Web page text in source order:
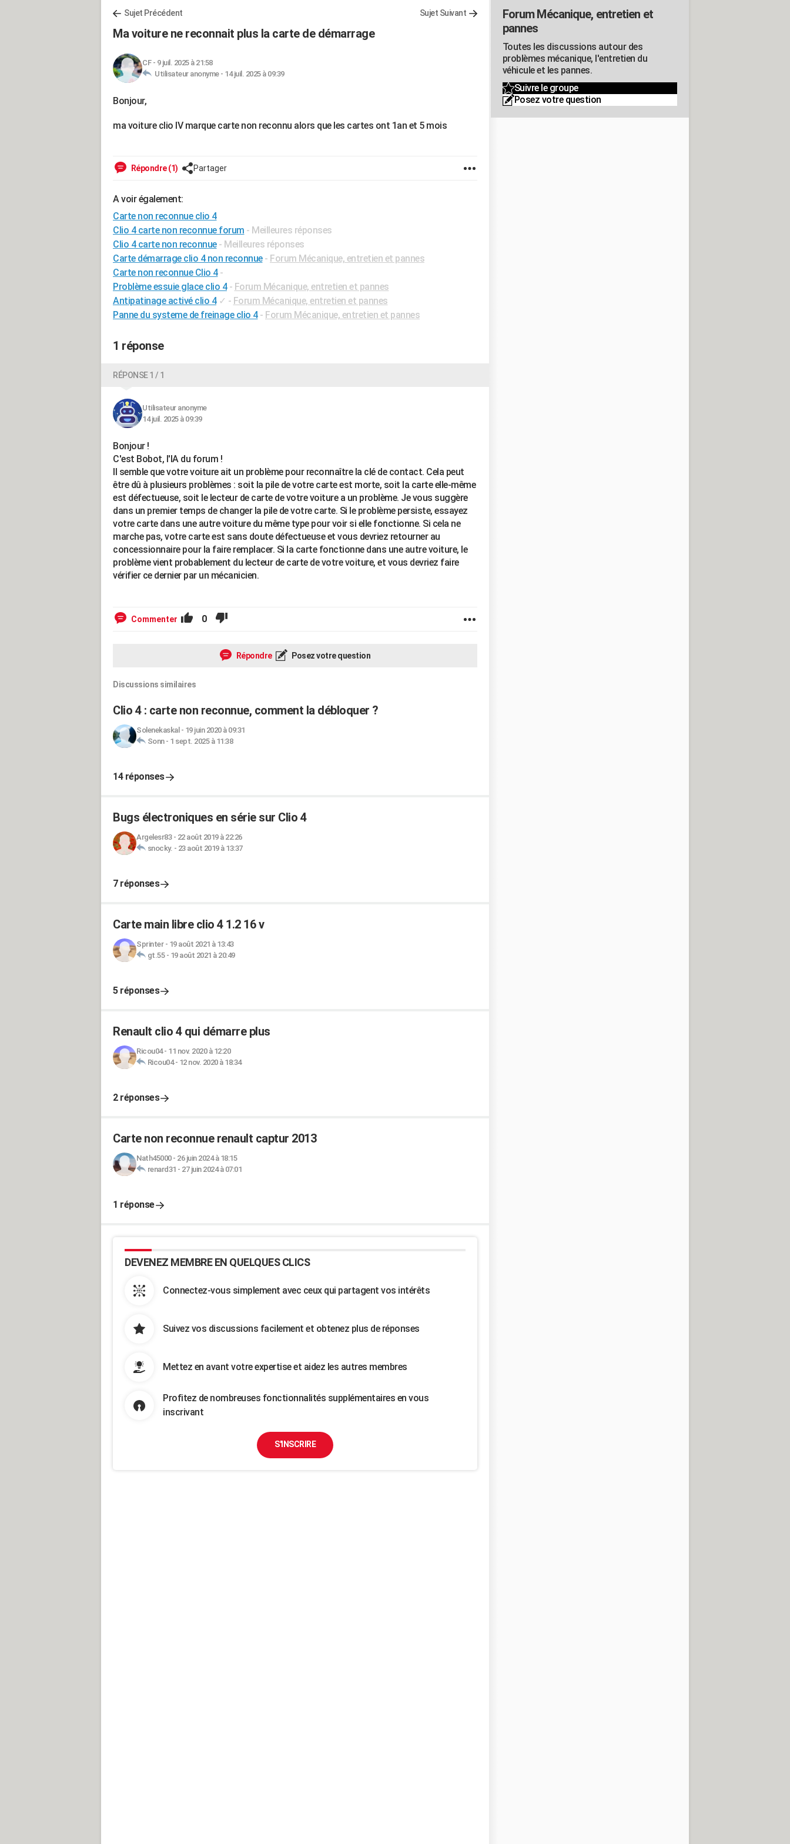
Sujet Précédent Sujet Suivant
Ma voiture ne reconnait plus la carte de démarrage
CF- 9 juil. 2025 à 21:58
Utilisateur anonyme - 14 juil. 2025 à 09:39
Bonjour,
ma voiture clio IV marque carte non reconnu alors que les cartes ont 1an et 5 mois
Répondre (1) Partager
A voir également:
Carte non reconnue clio 4
Clio 4 carte non reconnue forum - Meilleures réponses
Clio 4 carte non reconnue - Meilleures réponses
Carte démarrage clio 4 non reconnue - Forum Mécanique, entretien et pannes
Carte non reconnue Clio 4 -
Problème essuie glace clio 4 - Forum Mécanique, entretien et pannes
Antipatinage activé clio 4 ✓ - Forum Mécanique, entretien et pannes
Panne du systeme de freinage clio 4 - Forum Mécanique, entretien et pannes
1 réponse
RÉPONSE 1 / 1
Utilisateur anonyme
14 juil. 2025 à 09:39
Bonjour !
C'est Bobot, l'IA du forum !
Il semble que votre voiture ait un problème pour reconnaître la clé de contact. Cela peut
être dû à plusieurs problèmes : soit la pile de votre carte est morte, soit la carte elle-même
est défectueuse, soit le lecteur de carte de votre voiture a un problème. Je vous suggère
dans un premier temps de changer la pile de votre carte. Si le problème persiste, essayez
votre carte dans une autre voiture du même type pour voir si elle fonctionne. Si cela ne
marche pas, votre carte est sans doute défectueuse et vous devriez retourner au
concessionnaire pour la faire remplacer. Si la carte fonctionne dans une autre voiture, le
problème vient probablement du lecteur de carte de votre voiture, et vous devriez faire
vérifier ce dernier par un mécanicien.
Commenter 0
Répondre Posez votre question
Discussions similaires
Clio 4 : carte non reconnue, comment la débloquer ?
Solenekaskal - 19 juin 2020 à 09:31
Sonn- 1 sept. 2025 à 11:38
14 réponses
Bugs électroniques en série sur Clio 4
Argelesr83- 22 août 2019 à 22:26
snocky. - 23 août 2019 à 13:37
7 réponses
Carte main libre clio 4 1.2 16 v
Sprinter- 19 août 2021 à 13:43
gt.55- 19 août 2021 à 20:49
5 réponses
Renault clio 4 qui démarre plus
Ricou04- 11 nov. 2020 à 12:20
Ricou04- 12 nov. 2020 à 18:34
2 réponses
Carte non reconnue renault captur 2013
Nath45000- 26 juin 2024 à 18:15
renard31 - 27 juin 2024 à 07:01
1 réponse
DEVENEZ MEMBRE EN QUELQUES CLICS
Connectez-vous simplement avec ceux qui partagent vos intérêts
Suivez vos discussions facilement et obtenez plus de réponses
Mettez en avant votre expertise et aidez les autres membres
Profitez de nombreuses fonctionnalités supplémentaires en vous
inscrivant
S'INSCRIRE
Forum Mécanique, entretien et
pannes
Toutes les discussions autour des
problèmes mécanique, l'entretien du
véhicule et les pannes.
Suivre le groupe
Posez votre question